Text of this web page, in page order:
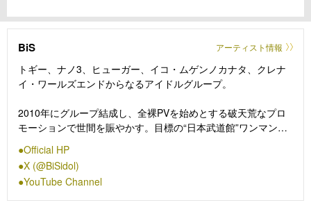
BiS アーティスト情報
トギー、ナノ3、ヒューガー、イコ・ムゲンノカナタ、クレナ
イ・ワールズエンドからなるアイドルグループ。
2010年にグループ結成し、全裸PVを始めとする破天荒なプロ
モーションで世間を賑やかす。目標の“日本武道館”ワンマンを
再結成をするも2019年5月11日にマイナビBLITZ赤坂ライブに
て2度目の解散。第3期BiSオーディションを実施し、応募総数
2,000名を超える中、音楽活動経験がない“素人”だけで構成され
た第3期BiSの活動がスタート。活動開始半年間で、“モザイク
Official HP
X (@BiSidol)
YouTube Channel